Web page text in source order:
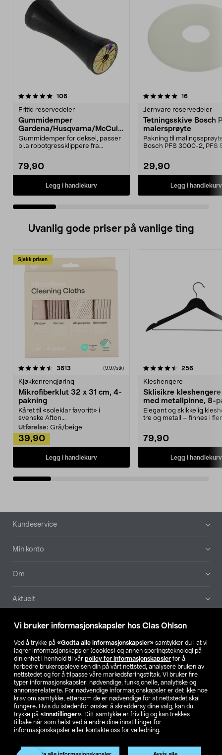
Vi bruker informasjonskapsler hos Clas Ohlson
Ved å trykke på «Godta alle informasjonskapsler» samtykker du i at vi
lagrer informasjonskapsler (cookies) og annen sporingsteknologi på
din enhet i henhold til vår policy for informasjonskapsler for å
forbedre brukeropplevelsen din på vårt nettsted, analysere bruken av
nettstedet og for å tilpasse våre markedsføringstiltak. Vi bruker fire
typer informasjonskapsler: nødvendige, funksjonelle, analytiske og
annonserelaterte. For nødvendige informasjonskapsler er det ikke noe
krav om samtykke, ettersom de er nødvendige for at nettstedet skal
fungere. Hvis du istedenfor ønsker å skreddersy dine valg, kan du
trykke på «Innstillinger». Ditt samtykke er frivillig og kan trekkes
tilbake når som helst ved å endre dine innstillinger for
informasjonskapsler eller kontakte oss for veiledning.
Produktet har utgått
106anmeldelser
Fritid reservedeler
Gummidemper
Gardena/Husqvarna/McCullo
ch/Flymo
Gummidemper for deksel, passer
bl.a robotgressklippere fra
79,90
Legg i handlekurv
5.0 av 5 stjerner 16anmeldelser
Jernvare reservedeler
Tetningsskive Bosch
malersprøyte
Pakning til
Bosch PFS 3000-2, PFS
29,90
Legg i handlekurv
4.5 av 5 stjerner
Uvanlig gode priser på vanlige ting
Sjekk prisen
3813 anmeldelser(9,97/stk)
Kjøkkenrengjøring
Mikrofiberklut 32 x 31 cm, 4-
pakning
Kåret til «soleklar favoritt» i
svenske Afton...
Utførelse: Grå/beige
39,90
Legg i handlekurv
4.5av 5 stjerner 256
Kleshengere
Sklisikre
med metallpinne, 8-
Elegant og skikkelig
tre og metall – finnes i
79,90
Legg i handlekurv
4.5av 5 stjerner
Bunntekst
Kundeservice
Min konto
Om
Aktuelt
Våre selskaper
Finn din butikk
SE NO FI
Endre til priser ekskl. moms